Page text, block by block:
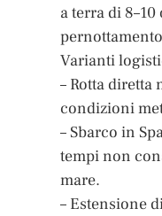
a terra di
Varianti
– Rotta diretta
condizioni
– Sbarco in
tempi non
mare.
– Estensione